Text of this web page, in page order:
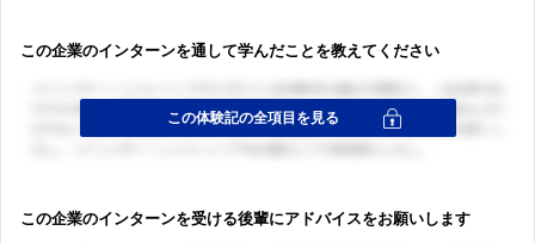
この企業のインターンを通して学んだことを教えてください
この企業のインターンを受ける後輩にアドバイスをお願いします